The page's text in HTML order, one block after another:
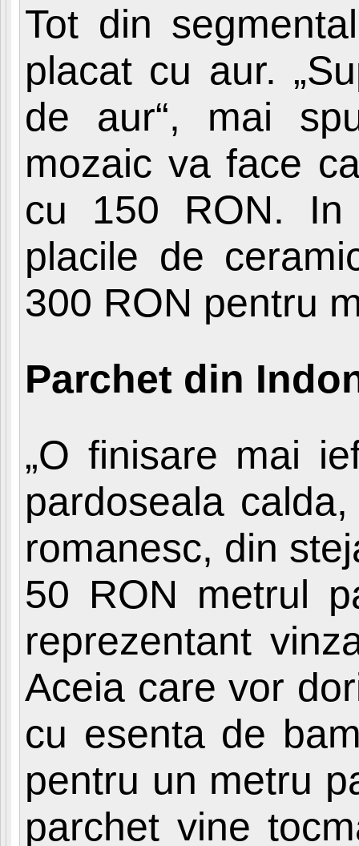
Tot din
placat cu aur.
de aur“, mai
mozaic va face
cu 150 RON. In
placile de
300 RON pentru
Parchet din
„O finisare mai
pardoseala
romanesc, din
50 RON metrul
reprezentant
Aceia care vor
cu esenta de
pentru un metru
parchet vine